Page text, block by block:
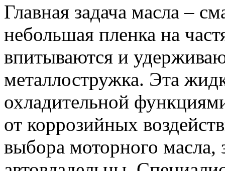
Главная задача масла –
небольшая пленка на
впитываются и
металлостружка. Эта
охладительной
от коррозийных
выбора моторного масла,